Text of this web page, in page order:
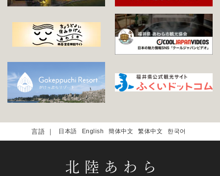
日本語 English 簡体中文 繁体中文 한국어